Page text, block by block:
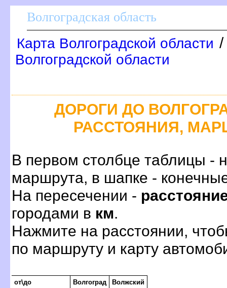
олгоградская область
Карта Волгоградской области /
олгоградской области
ДОРОГИ ДО
РАССТОЯНИЯ,
первом столбце таблицы -
маршрута, в шапке -
На пересечении -
ородами км.
Нажмите на расстоянии,
по маршруту и карту
от\до олгоград
олжский